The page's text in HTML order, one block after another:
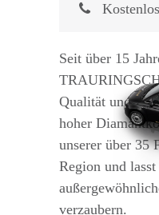
Seit über 15
Qualität und
hoher
unserer über 35
Region und
verzaubern.